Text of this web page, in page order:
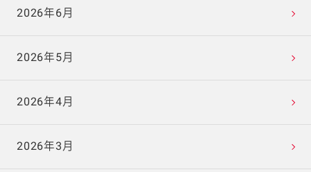
2026年6月
2026年5月
2026年4月
2026年3月